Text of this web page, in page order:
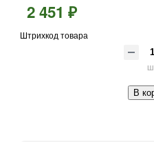
2 451 ₽
Штрихкод товара
В